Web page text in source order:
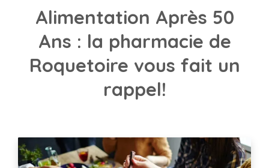
Alimentation Après 50
Ans : la pharmacie de
Roquetoire vous fait un
rappel!